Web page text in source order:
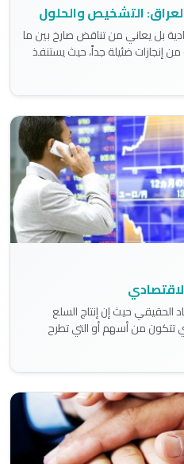
التشخيص والحلول
بل يعاني من تناقض صارخ بين ما
إنجازات ضئيلة جداً، حيث يستنفذ
الاستدامة على اقتصاده..
الحقيقي حيث إن إنتاج السلع
تتكون من أسهم أو التي تطرح
على الأموال لتيسير عملية